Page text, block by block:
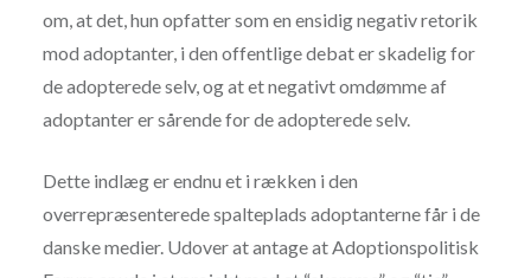
om, at det, hun opfatter som en ensidig negativ retorik
mod adoptanter, i den offentlige debat er skadelig for
de adopterede selv, og at et negativt omdømme af
adoptanter er sårende for de adopterede selv.
Dette indlæg er endnu et i rækken i den
overrepræsenterede spalteplads adoptanterne får i de
danske medier. Udover at antage at Adoptionspolitisk